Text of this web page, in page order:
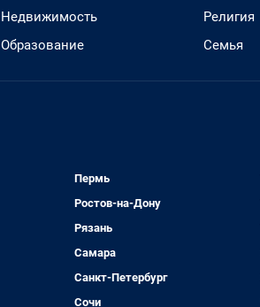
Недвижимость
Образование
Религия
Семья
Пермь
Ростов-на-Дону
Рязань
Самара
Санкт-Петербург
Сочи